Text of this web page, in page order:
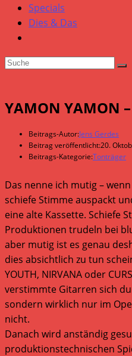
Specials
Dies & Das
YAMON YAMON
Beitrags-Autor:Jens Gerdes
Beitrag veröffentlicht:20.
Beitrags-Kategorie:Tonträger
Das nenne ich mutig –
schiefe Stimme auspackt
eine alte Kassette. Schiefe
Produktionen trudeln bei
aber mutig ist es genau
dies absichtlich zu tun
YOUTH, NIRVANA oder
verstimmte Gitarren sich
sondern wirklich nur im
nicht.
Danach wird anständig
produktionstechnischen